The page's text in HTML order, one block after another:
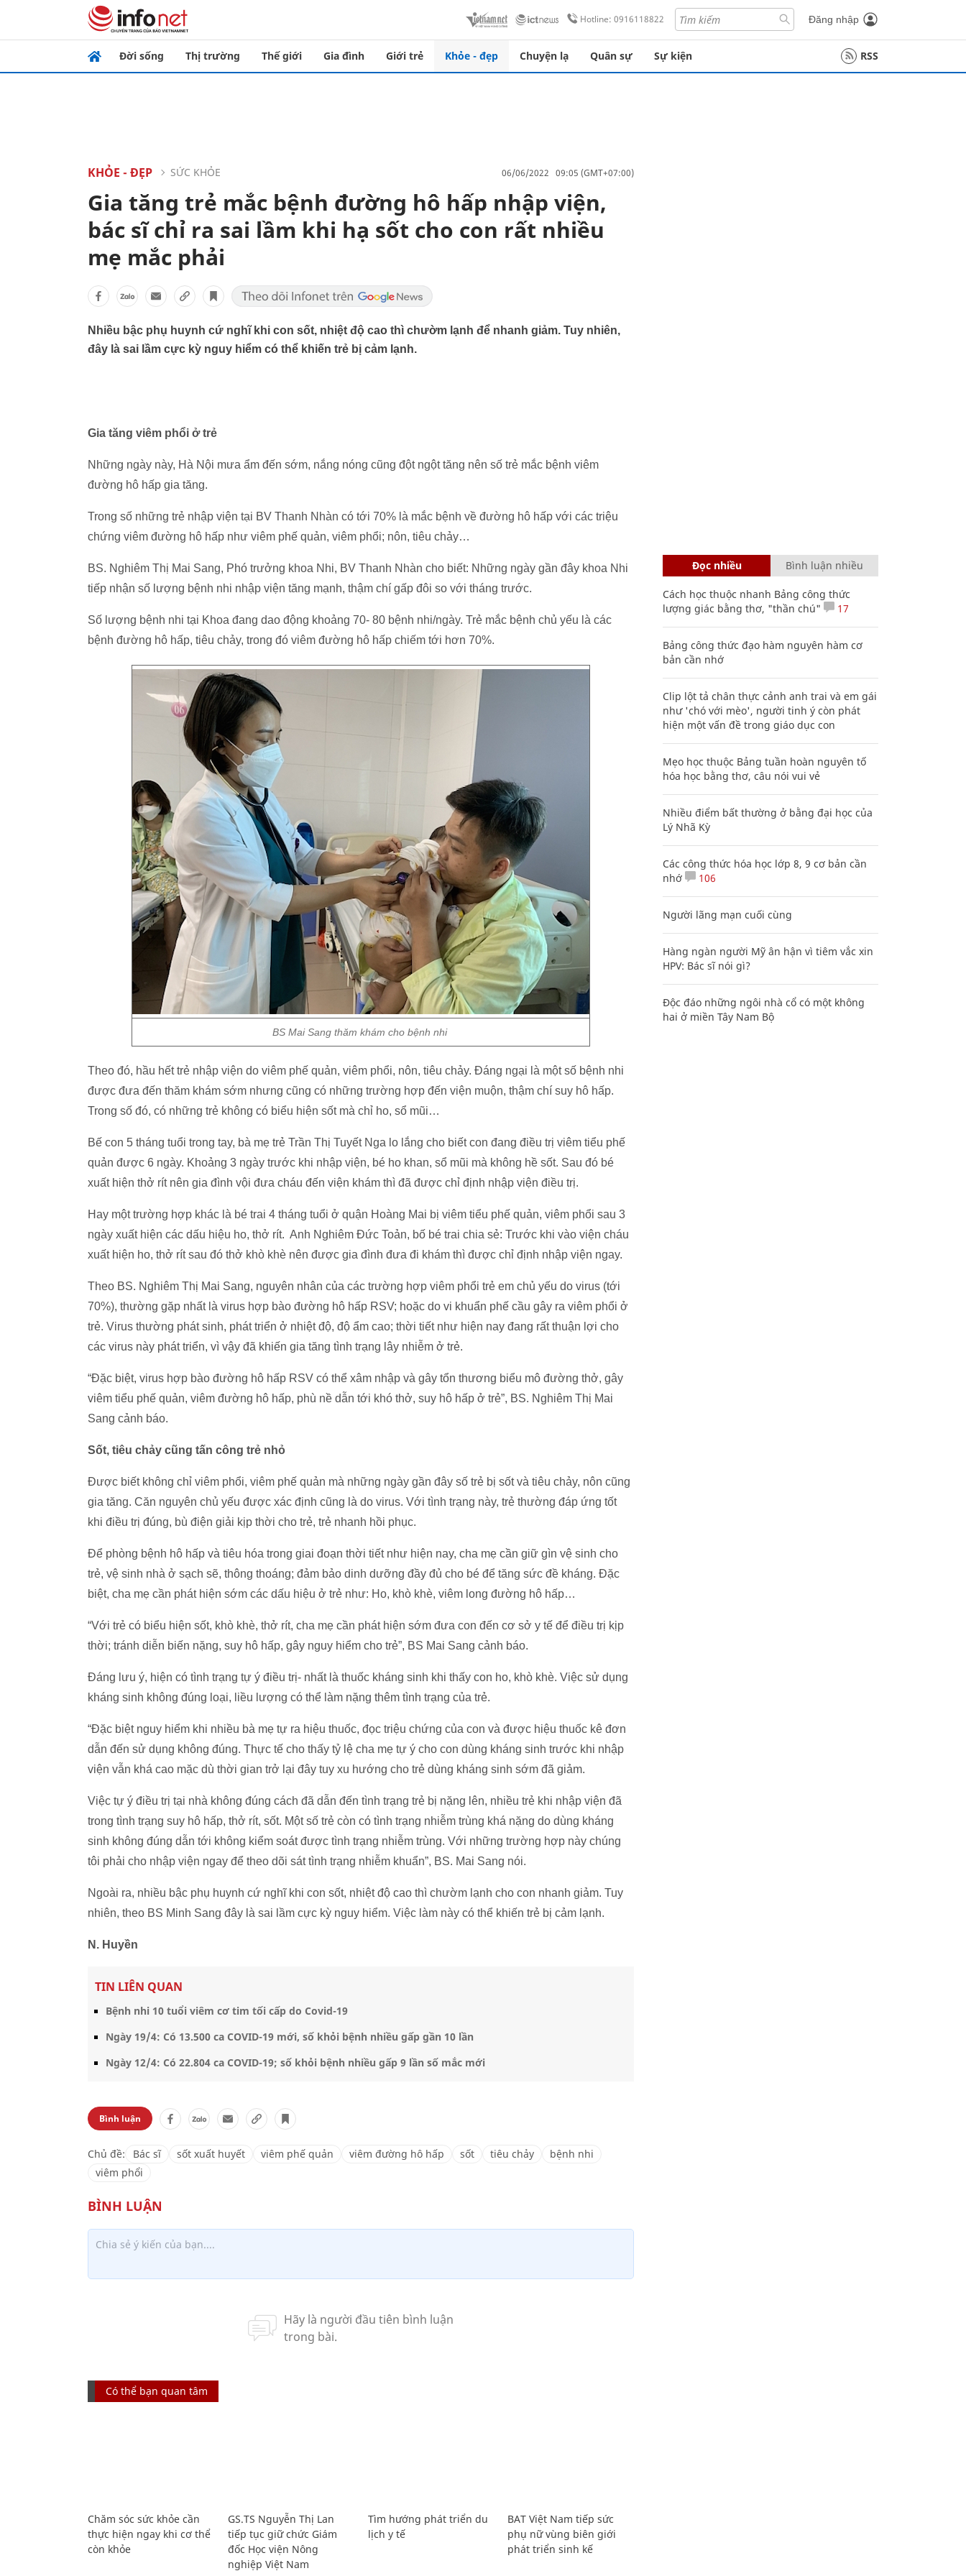
Hotline: 0916118822 Đăng nhập
Đời sống Thị trường Thế giới Gia đình Giới trẻ Khỏe - đẹp Chuyện lạ Quân sự Sự kiện RSS
KHỎE - ĐẸP SỨC KHỎE 06/06/2022 09:05 (GMT+07:00)
Gia tăng trẻ mắc bệnh đường hô hấp nhập viện,
bác sĩ chỉ ra sai lầm khi hạ sốt cho con rất nhiều
mẹ mắc phải
Nhiều bậc phụ huynh cứ nghĩ khi con sốt, nhiệt độ cao thì chườm lạnh để nhanh giảm. Tuy nhiên,
đây là sai lầm cực kỳ nguy hiểm có thể khiến trẻ bị cảm lạnh.
Gia tăng viêm phổi ở trẻ
Những ngày này, Hà Nội mưa ẩm đến sớm, nắng nóng cũng đột ngột tăng nên số trẻ mắc bệnh viêm
đường hô hấp gia tăng.
Trong số những trẻ nhập viện tại BV Thanh Nhàn có tới 70% là mắc bệnh về đường hô hấp với các triệu
chứng viêm đường hô hấp như viêm phế quản, viêm phổi; nôn, tiêu chảy…
BS. Nghiêm Thị Mai Sang, Phó trưởng khoa Nhi, BV Thanh Nhàn cho biết: Những ngày gần đây khoa Nhi
tiếp nhận số lượng bệnh nhi nhập viện tăng mạnh, thậm chí gấp đôi so với tháng trước.
Số lượng bệnh nhi tại Khoa đang dao động khoảng 70- 80 bệnh nhi/ngày. Trẻ mắc bệnh chủ yếu là các
bệnh đường hô hấp, tiêu chảy, trong đó viêm đường hô hấp chiếm tới hơn 70%.
BS Mai Sang thăm khám cho bệnh nhi
Theo đó, hầu hết trẻ nhập viện do viêm phế quản, viêm phổi, nôn, tiêu chảy. Đáng ngại là một số bệnh nhi
được đưa đến thăm khám sớm nhưng cũng có những trường hợp đến viện muộn, thậm chí suy hô hấp.
Trong số đó, có những trẻ không có biểu hiện sốt mà chỉ ho, sổ mũi…
Bế con 5 tháng tuổi trong tay, bà mẹ trẻ Trần Thị Tuyết Nga lo lắng cho biết con đang điều trị viêm tiểu phế
quản được 6 ngày. Khoảng 3 ngày trước khi nhập viện, bé ho khan, sổ mũi mà không hề sốt. Sau đó bé
xuất hiện thở rít nên gia đình vội đưa cháu đến viện khám thì đã được chỉ định nhập viện điều trị.
Hay một trường hợp khác là bé trai 4 tháng tuổi ở quận Hoàng Mai bị viêm tiểu phế quản, viêm phổi sau 3
ngày xuất hiện các dấu hiệu ho, thở rít. Anh Nghiêm Đức Toản, bố bé trai chia sẻ: Trước khi vào viện cháu
xuất hiện ho, thở rít sau đó thở khò khè nên được gia đình đưa đi khám thì được chỉ định nhập viện ngay.
Theo BS. Nghiêm Thị Mai Sang, nguyên nhân của các trường hợp viêm phổi trẻ em chủ yếu do virus (tới
70%), thường gặp nhất là virus hợp bào đường hô hấp RSV; hoặc do vi khuẩn phế cầu gây ra viêm phổi ở
trẻ. Virus thường phát sinh, phát triển ở nhiệt độ, độ ẩm cao; thời tiết như hiện nay đang rất thuận lợi cho
các virus này phát triển, vì vậy đã khiến gia tăng tình trạng lây nhiễm ở trẻ.
“Đặc biệt, virus hợp bào đường hô hấp RSV có thể xâm nhập và gây tổn thương biểu mô đường thở, gây
viêm tiểu phế quản, viêm đường hô hấp, phù nề dẫn tới khó thở, suy hô hấp ở trẻ”, BS. Nghiêm Thị Mai
Sang cảnh báo.
Sốt, tiêu chảy cũng tấn công trẻ nhỏ
Được biết không chỉ viêm phổi, viêm phế quản mà những ngày gần đây số trẻ bị sốt và tiêu chảy, nôn cũng
gia tăng. Căn nguyên chủ yếu được xác định cũng là do virus. Với tình trạng này, trẻ thường đáp ứng tốt
khi điều trị đúng, bù điện giải kịp thời cho trẻ, trẻ nhanh hồi phục.
Để phòng bệnh hô hấp và tiêu hóa trong giai đoạn thời tiết như hiện nay, cha mẹ cần giữ gìn vệ sinh cho
trẻ, vệ sinh nhà ở sạch sẽ, thông thoáng; đảm bảo dinh dưỡng đầy đủ cho bé để tăng sức đề kháng. Đặc
biệt, cha mẹ cần phát hiện sớm các dấu hiệu ở trẻ như: Ho, khò khè, viêm long đường hô hấp…
“Với trẻ có biểu hiện sốt, khò khè, thở rít, cha mẹ cần phát hiện sớm đưa con đến cơ sở y tế để điều trị kịp
thời; tránh diễn biến nặng, suy hô hấp, gây nguy hiểm cho trẻ”, BS Mai Sang cảnh báo.
Đáng lưu ý, hiện có tình trạng tự ý điều trị- nhất là thuốc kháng sinh khi thấy con ho, khò khè. Việc sử dụng
kháng sinh không đúng loại, liều lượng có thể làm nặng thêm tình trạng của trẻ.
“Đặc biệt nguy hiểm khi nhiều bà mẹ tự ra hiệu thuốc, đọc triệu chứng của con và được hiệu thuốc kê đơn
dẫn đến sử dụng không đúng. Thực tế cho thấy tỷ lệ cha mẹ tự ý cho con dùng kháng sinh trước khi nhập
viện vẫn khá cao mặc dù thời gian trở lại đây tuy xu hướng cho trẻ dùng kháng sinh sớm đã giảm.
Việc tự ý điều trị tại nhà không đúng cách đã dẫn đến tình trạng trẻ bị nặng lên, nhiều trẻ khi nhập viện đã
trong tình trạng suy hô hấp, thở rít, sốt. Một số trẻ còn có tình trạng nhiễm trùng khá nặng do dùng kháng
sinh không đúng dẫn tới không kiểm soát được tình trạng nhiễm trùng. Với những trường hợp này chúng
tôi phải cho nhập viện ngay để theo dõi sát tình trạng nhiễm khuẩn”, BS. Mai Sang nói.
Ngoài ra, nhiều bậc phụ huynh cứ nghĩ khi con sốt, nhiệt độ cao thì chườm lạnh cho con nhanh giảm. Tuy
nhiên, theo BS Minh Sang đây là sai lầm cực kỳ nguy hiểm. Việc làm này có thể khiến trẻ bị cảm lạnh.
N. Huyền
TIN LIÊN QUAN
Bệnh nhi 10 tuổi viêm cơ tim tối cấp do Covid-19
Ngày 19/4: Có 13.500 ca COVID-19 mới, số khỏi bệnh nhiều gấp gần 10 lần
Ngày 12/4: Có 22.804 ca COVID-19; số khỏi bệnh nhiều gấp 9 lần số mắc mới
Bình luận
Chủ đề: Bác sĩ sốt xuất huyết viêm phế quản viêm đường hô hấp sốt tiêu chảy
bệnh nhi
viêm phổi
Có thể bạn quan tâm
Chăm sóc sức khỏe cần
thực hiện ngay khi cơ thể
còn khỏe
GS.TS Nguyễn Thị Lan
tiếp tục giữ chức Giám
đốc Học viện Nông
nghiệp Việt Nam
Tìm hướng phát triển du
lịch y tế
BAT Việt Nam tiếp sức
phụ nữ vùng biên giới
phát triển sinh kế
Đọc nhiều Bình luận nhiều
Cách học thuộc nhanh Bảng công thức
lượng giác bằng thơ, "thần chú"
17
Bảng công thức đạo hàm nguyên hàm cơ
bản cần nhớ
Clip lột tả chân thực cảnh anh trai và em gái
như 'chó với mèo', người tinh ý còn phát
hiện một vấn đề trong giáo dục con
Mẹo học thuộc Bảng tuần hoàn nguyên tố
hóa học bằng thơ, câu nói vui vẻ
Nhiều điểm bất thường ở bằng đại học của
Lý Nhã Kỳ
Các công thức hóa học lớp 8, 9 cơ bản cần
nhớ
106
Người lãng mạn cuối cùng
Hàng ngàn người Mỹ ân hận vì tiêm vắc xin
HPV: Bác sĩ nói gì?
Độc đáo những ngôi nhà cổ có một không
hai ở miền Tây Nam Bộ